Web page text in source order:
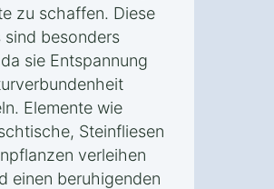
zu schaffen. Diese
sind besonders
sie Entspannung
Elemente wie
Steinfliesen
verleihen
einen beruhigenden